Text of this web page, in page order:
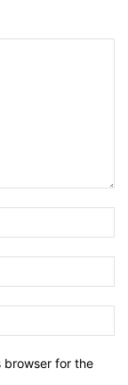
browser for the